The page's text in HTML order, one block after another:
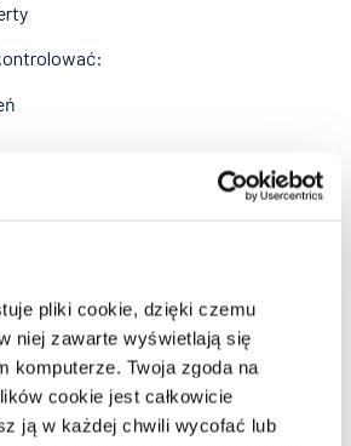
pliki cookie, dzięki czemu
niej zawarte wyświetlają się
komputerze. Twoja zgoda na
cookie jest całkowicie
ją w każdej chwili wycofać lub
profili nadawców
leadów
i wdrożenia
lub marketingu
ale także procesu.
odpowiedzieć na pytania: